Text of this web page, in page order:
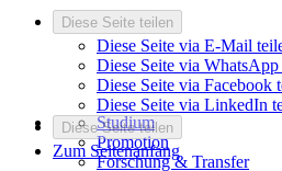
Diese Seite teilen
Diese Seite via E-Mail
Diese Seite via WhatsApp
Diese Seite via Facebook
Diese Seite via LinkedIn
Diese Seite teilen
Zum Seitenanfang
Studium
Promotion
Forschung & Transfer